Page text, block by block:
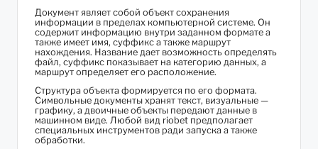
Документ являет собой объект сохранения
информации в пределах компьютерной системе. Он
содержит информацию внутри заданном формате а
также имеет имя, суффикс а также маршрут
нахождения. Название дает возможность определять
файл, суффикс показывает на категорию данных, а
маршрут определяет его расположение.
Структура объекта формируется по его формата.
Символьные документы хранят текст, визуальные —
графику, а двоичные объекты передают данные в
машинном виде. Любой вид riobet предполагает
специальных инструментов ради запуска а также
обработки.